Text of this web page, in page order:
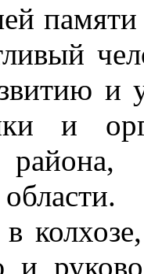
и
и
в
и